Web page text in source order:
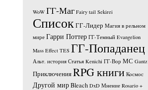
WoW ГГ-Маг Fairy tail Sekirei
СписокГГ-Лидер Магия в рельном
мире Гарри Поттер ГГ-Темный Evangelion
Mass Effect TES ГГ-Попаданец
Альт. история Статья Kenichi ГГ-Вор МС Gantz
ПриключенияRPG книги Космос
Другой мирBleach DxD Мнение Rosario +